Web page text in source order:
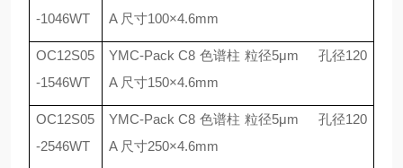
-1046WT
A 尺寸100×4.6mm
OC12S05
-1546WT
YMC-Pack C8 色谱柱 粒径5μm 孔径120
A 尺寸150×4.6mm
OC12S05
-2546WT
YMC-Pack C8 色谱柱 粒径5μm 孔径120
A 尺寸250×4.6mm